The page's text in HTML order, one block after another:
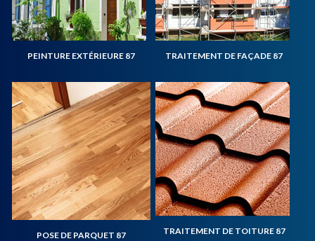
PEINTURE EXTÉRIEURE 87 TRAITEMENT DE FAÇADE 87
POSE DE PARQUET 87 TRAITEMENT DE TOITURE 87